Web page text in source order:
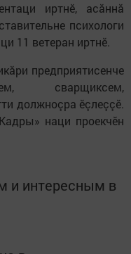
иртнӗ, асăннă
психологи
11 ветеран иртнӗ.
предприятисенче
сварщиксем,
должноçра ӗçлеççӗ.
наци проекчӗн
и интересным в